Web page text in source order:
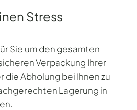
Stress
Sie um den gesamten
Verpackung Ihrer
Abholung bei Ihnen zu
Lagerung in